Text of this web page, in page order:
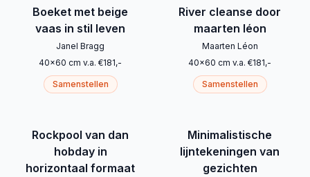
Boeket met beige
vaas in stil leven
Janel Bragg
40x60 cm v.a. €181,-
Samenstellen
River cleanse door
maarten léon
Maarten Léon
40x60 cm v.a. €181,-
Samenstellen
Rockpool van dan
hobday in
horizontaal formaat
Minimalistische
lijntekeningen van
gezichten